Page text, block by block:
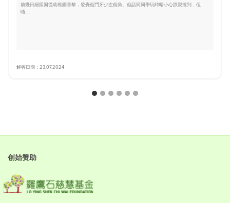
前幾日細囡囡從幼稚園番黎，發覺佢門牙少左個角。佢話同同學玩時唔小心跌親撞到，但
唔.....
解答日期：23.07.2024
创始赞助